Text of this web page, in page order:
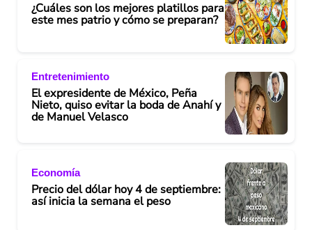
¿Cuáles son los mejores platillos para
este mes patrio y cómo se preparan?
Entretenimiento
El expresidente de México, Peña
Nieto, quiso evitar la boda de Anahí y
de Manuel Velasco
Economía
Precio del dólar hoy 4 de septiembre:
así inicia la semana el peso